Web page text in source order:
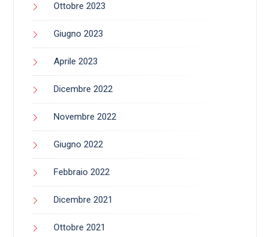
Ottobre 2023
Giugno 2023
Aprile 2023
Dicembre 2022
Novembre 2022
Giugno 2022
Febbraio 2022
Dicembre 2021
Ottobre 2021